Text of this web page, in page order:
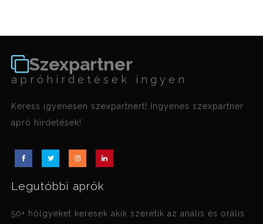
Szexpartner
apróhirdetések ingyen
Keress igyenesen szexpartnert! Ingyenes szexpartner
apró hirdetések!
Legutóbbi aprók
50+ hölgyeket keresek akik szeretik az anális és orális